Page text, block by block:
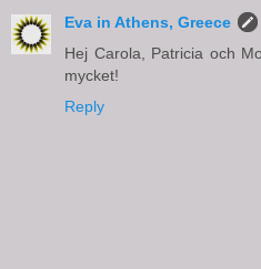
Eva in Athens, Greece
Hej Carola, Patricia och
mycket!
Reply